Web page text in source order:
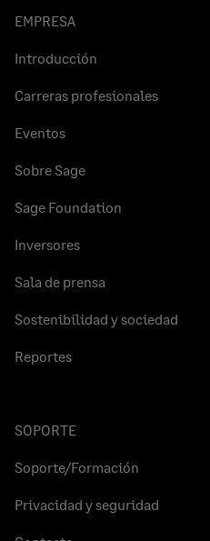
EMPRESA
Introducción
Carreras profesionales
Eventos
Sobre Sage
Sage Foundation
Inversores
Sala de prensa
Sostenibilidad y sociedad
Reportes
SOPORTE
Soporte/Formación
Privacidad y seguridad